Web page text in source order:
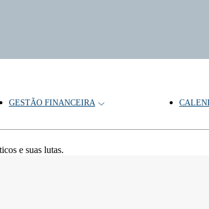
GESTÃO FINANCEIRA
e suas lutas.